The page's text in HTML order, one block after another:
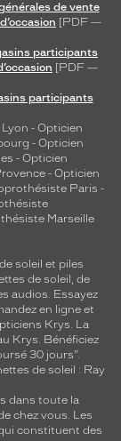
de vente
[PDF —
participants
[PDF —
participants
- Opticien
- Opticien
- Opticien
- Opticien
Paris -
Marseille
soleil et piles
de soleil, de
audios. Essayez
en ligne et
Krys. La
Krys. Bénéficiez
30 jours".
de soleil : Ray
dans toute la
chez vous. Les
constituent des